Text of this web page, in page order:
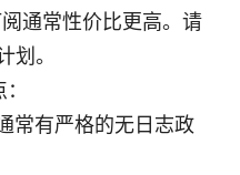
通常性价比更高。请
划。
常有严格的无日志政